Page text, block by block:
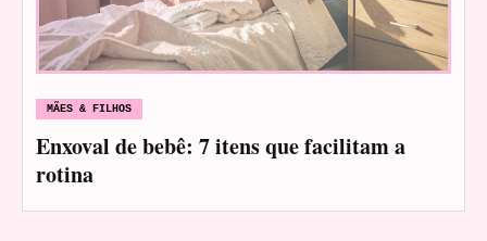
MÃES & FILHOS
Enxoval de bebê: 7 itens que facilitam a
rotina